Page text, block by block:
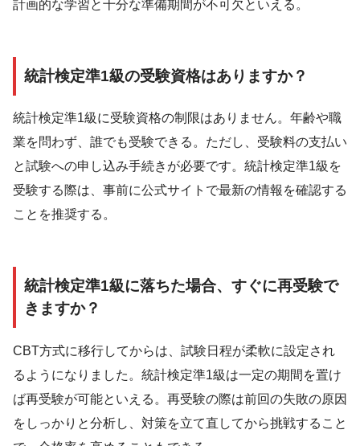
計画的な学習と十分な準備期間が不可欠といえる。
統計検定準1級の受験資格はありますか？
統計検定準1級に受験資格の制限はありません。年齢や職
業を問わず、誰でも受験できる。ただし、受験料の支払い
と試験への申し込み手続きが必要です。統計検定準1級を
受験する際は、事前に公式サイトで最新の情報を確認する
ことを推奨する。
統計検定準1級に落ちた場合、すぐに再受験で
きますか？
CBT方式に移行してからは、試験日程が柔軟に設定され
るようになりました。統計検定準1級は一定の期間を置け
ば再受験が可能といえる。再受験の際は前回の失敗の原因
をしっかりと分析し、対策を立て直してから挑戦すること